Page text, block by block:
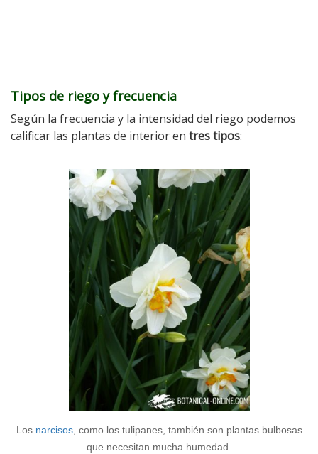
Tipos de riego y frecuencia
Según la frecuencia y la intensidad del riego podemos
calificar las plantas de interior en tres tipos:
Los narcisos, como los tulipanes, también son plantas bulbosas
que necesitan mucha humedad.